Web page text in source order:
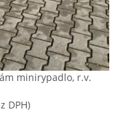
minirypadlo, r.v.
DPH)